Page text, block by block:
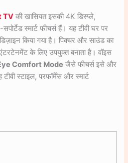
TV की खासियत इसकी 4K डिस्प्ले,
-सपोर्टेड स्मार्ट फीचर्स हैं। यह टीवी घर पर
किया गया है। पिक्चर और साउंड का
के लिए उपयुक्त बनाता है। वॉइस
Comfort Mode जैसे फीचर्स इसे और
स्टाइल, परफॉर्मेंस और स्मार्ट